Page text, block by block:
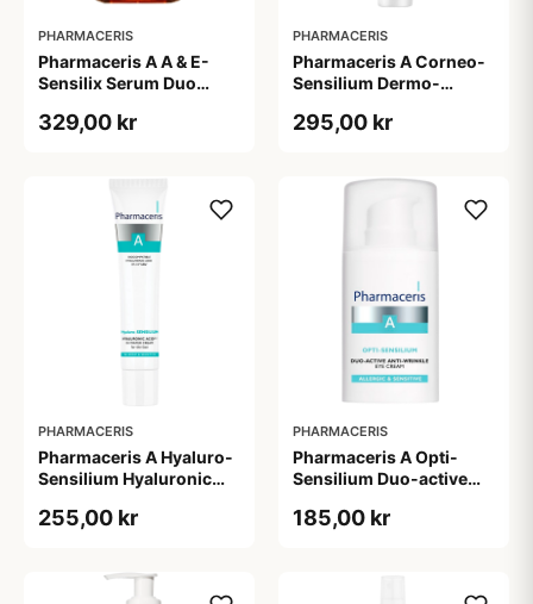
PHARMACERIS
Pharmaceris A A & E-
Sensilix Serum Duo
329,00 kr
PHARMACERIS
Pharmaceris A Corneo-
Sensilium Dermo-
Cream (75 ml)
295,00 kr
PHARMACERIS
Pharmaceris A Hyaluro-
Sensilium Hyaluronic
255,00 kr
PHARMACERIS
Pharmaceris A Opti-
Sensilium Duo-active
(15 ml)
185,00 kr